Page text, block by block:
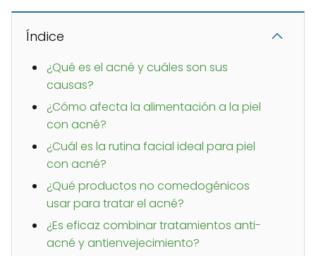
Índice
¿Qué es el acné y cuáles son sus
causas?
¿Cómo afecta la alimentación a la piel
con acné?
¿Cuál es la rutina facial ideal para piel
con acné?
¿Qué productos no comedogénicos
usar para tratar el acné?
¿Es eficaz combinar tratamientos anti-
acné y antienvejecimiento?